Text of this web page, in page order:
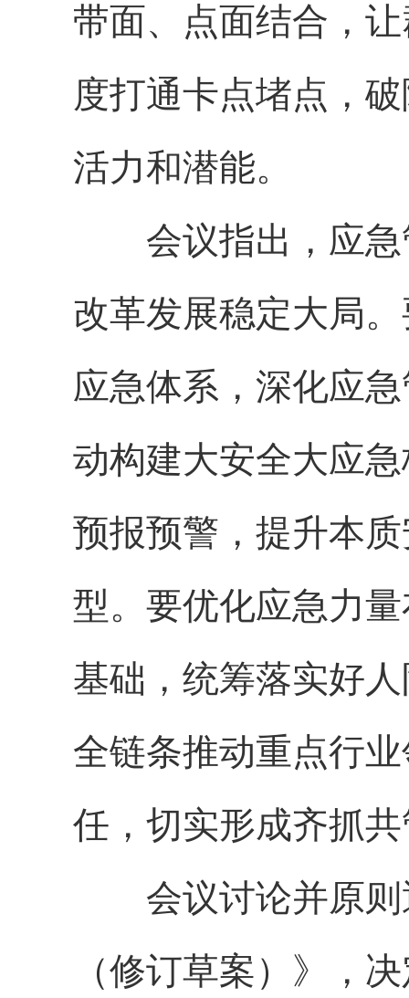
带面、点面结合，
度打通卡点堵点，
活力和潜能。
会议指出，应急
改革发展稳定大局
应急体系，深化应
动构建大安全大应
预报预警，提升本
型。要优化应急力
基础，统筹落实好
全链条推动重点行
任，切实形成齐抓
会议讨论并原则
（修订草案）》，